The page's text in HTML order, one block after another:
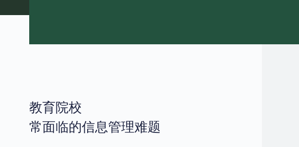
教育院校
常面临的信息管理难题